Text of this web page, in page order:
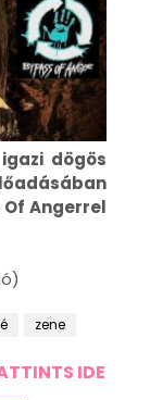
gazi dögös
Angerrel
zene
IDE